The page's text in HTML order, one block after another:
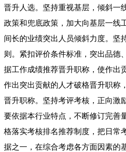
晋升人选。坚持重视基层，倾斜一
政策和兜底政策，加大向基层一线
间长的业绩突出人员倾斜力度。坚
则。紧扣评价条件标准，突出品德
据工作成绩推荐晋升职称，使作出
作出突出贡献的人才破格晋升职称
晋升职称。坚持考评考核，正向激
要依据本行业特点，不断修订完善
格落实考核排名推荐制度，把日常
据之一，在综合考虑各方面因素的